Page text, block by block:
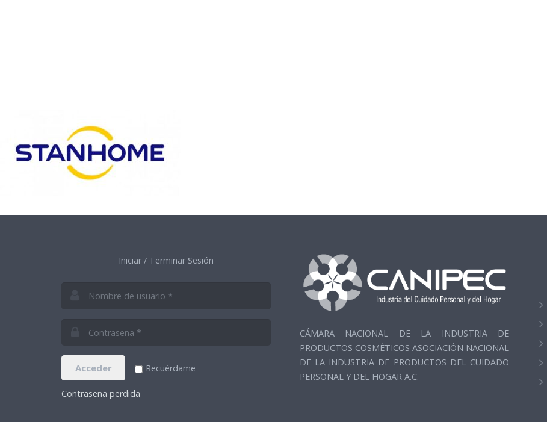
Iniciar / Terminar Sesión
Acceder Recuérdame
Contraseña perdida
CÁMARA NACIONAL DE LA INDUSTRIA DE
PRODUCTOS COSMÉTICOS ASOCIACIÓN NACIONAL
DE LA INDUSTRIA DE PRODUCTOS DEL CUIDADO
PERSONAL Y DEL HOGAR A.C.